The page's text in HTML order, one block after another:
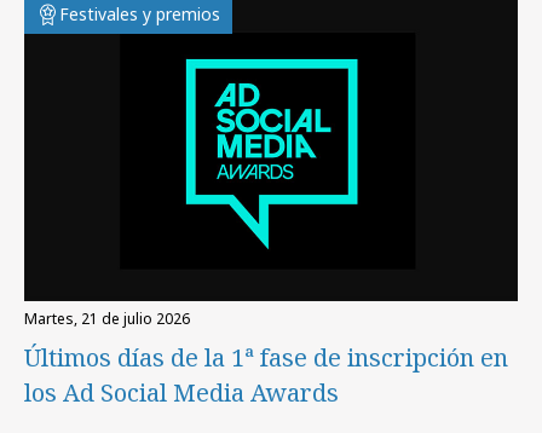
Festivales y premios
martes, 21 de julio 2026
Últimos días de la 1ª fase de inscripción en
los Ad Social Media Awards